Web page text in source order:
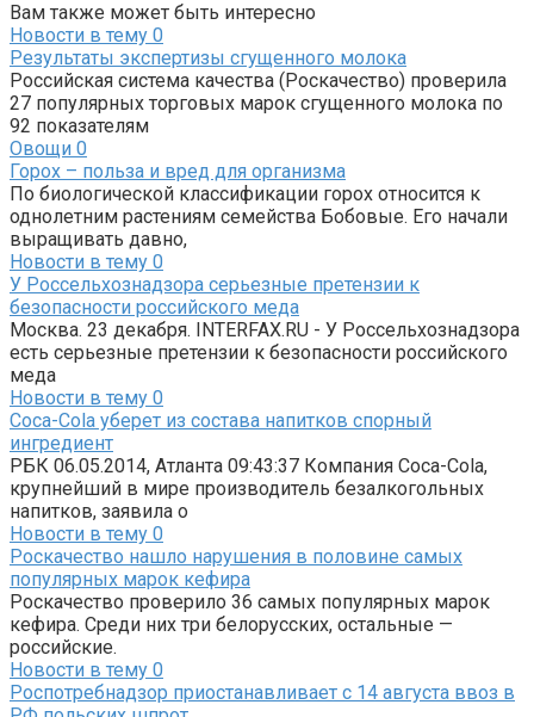
Вам также может быть интересно
Новости в тему 0
Результаты экспертизы сгущенного молока
Российская система качества (Роскачество) проверила
27 популярных торговых марок сгущенного молока по
92 показателям
Овощи 0
Горох – польза и вред для организма
По биологической классификации горох относится к
однолетним растениям семейства Бобовые. Его начали
выращивать давно,
Новости в тему 0
У Россельхознадзора серьезные претензии к
безопасности российского меда
Москва. 23 декабря. INTERFAX.RU - У Россельхознадзора
есть серьезные претензии к безопасности российского
меда
Новости в тему 0
Coca-Cola уберет из состава напитков спорный
ингредиент
РБК 06.05.2014, Атланта 09:43:37 Компания Coca-Cola,
крупнейший в мире производитель безалкогольных
напитков, заявила о
Новости в тему 0
Роскачество нашло нарушения в половине самых
популярных марок кефира
Роскачество проверило 36 самых популярных марок
кефира. Среди них три белорусских, остальные —
российские.
Новости в тему 0
Роспотребнадзор приостанавливает с 14 августа ввоз в